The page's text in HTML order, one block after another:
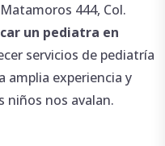
444, Col.
un pediatra en
servicios de pediatría
amplia experiencia y
niños nos avalan.